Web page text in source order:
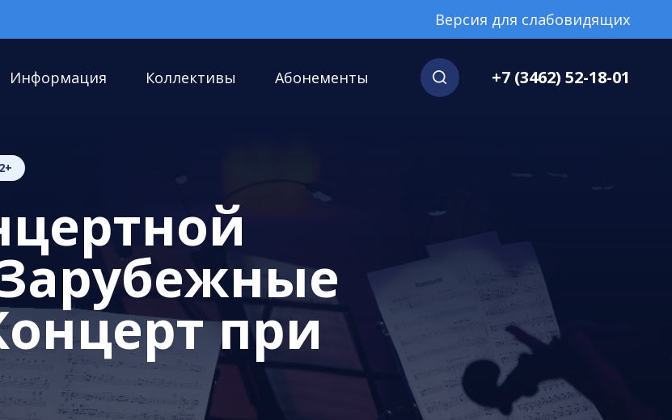
Версия для слабовидящих
Информация Коллективы Абонементы +7 (3462) 52-18-01
при